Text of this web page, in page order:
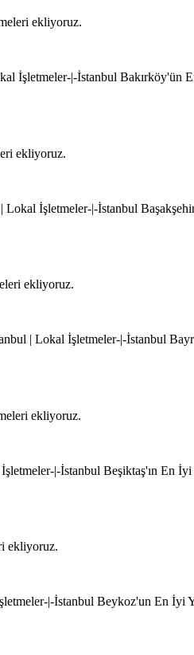
ekliyoruz.
İşletmeler-|-İstanbul Bakırköy'ün
ekliyoruz.
İşletmeler-|-İstanbul
ekliyoruz.
| Lokal İşletmeler-|-İstanbul
ekliyoruz.
|-İstanbul Beşiktaş'ın En
ekliyoruz.
|-İstanbul Beykoz'un En İyi